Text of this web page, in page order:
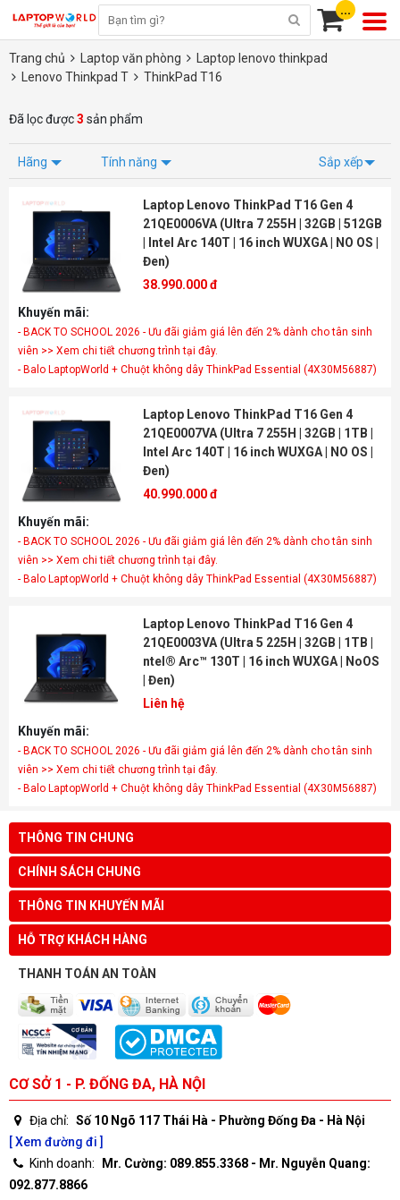
...
Trang chủ Laptop văn phòng
Laptop lenovo thinkpad
Lenovo Thinkpad T
ThinkPad T16
Đã lọc được3 sản phẩm
Hãng Tính năng Sắp xếp
Laptop Lenovo ThinkPad T16 Gen 4
21QE0006VA (Ultra 7 255H | 32GB | 512GB
| Intel Arc 140T | 16 inch WUXGA | NO OS |
Đen)
38.990.000 đ
Khuyến mãi:
- BACK TO SCHOOL 2026 - Ưu đãi giảm giá lên đến 2% dành cho tân sinh
viên >> Xem chi tiết chương trình tại đây.
- Balo LaptopWorld + Chuột không dây ThinkPad Essential (4X30M56887)
Laptop Lenovo ThinkPad T16 Gen 4
21QE0007VA (Ultra 7 255H | 32GB | 1TB |
Intel Arc 140T | 16 inch WUXGA | NO OS |
Đen)
40.990.000 đ
Khuyến mãi:
- BACK TO SCHOOL 2026 - Ưu đãi giảm giá lên đến 2% dành cho tân sinh
viên >> Xem chi tiết chương trình tại đây.
- Balo LaptopWorld + Chuột không dây ThinkPad Essential (4X30M56887)
Laptop Lenovo ThinkPad T16 Gen 4
21QE0003VA (Ultra 5 225H | 32GB | 1TB |
ntel® Arc™ 130T | 16 inch WUXGA | NoOS
| Đen)
Liên hệ
Khuyến mãi:
- BACK TO SCHOOL 2026 - Ưu đãi giảm giá lên đến 2% dành cho tân sinh
viên >> Xem chi tiết chương trình tại đây.
- Balo LaptopWorld + Chuột không dây ThinkPad Essential (4X30M56887)
THÔNG TIN CHUNG
CHÍNH SÁCH CHUNG
THÔNG TIN KHUYẾN MÃI
HỖ TRỢ KHÁCH HÀNG
THANH TOÁN AN TOÀN
CƠ SỞ 1 - P. ĐỐNG ĐA, HÀ NỘI
Địa chỉ: Số 10 Ngõ 117 Thái Hà - Phường Đống Đa - Hà Nội
[ Xem đường đi ]
Kinh doanh:
Mr. Cường: 089.855.3368 - Mr. Nguyễn Quang:
092.877.8866